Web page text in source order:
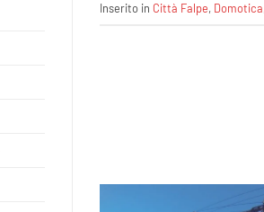
Inserito in Città Falpe, Domotica